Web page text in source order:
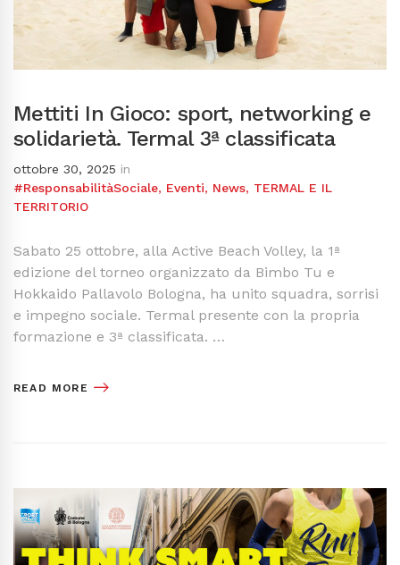
Mettiti In Gioco: sport, networking e
solidarietà. Termal 3ª classificata
ottobre 30, 2025 in
#ResponsabilitàSociale, Eventi, News, TERMAL E IL
TERRITORIO
Sabato 25 ottobre, alla Active Beach Volley, la 1ª
edizione del torneo organizzato da Bimbo Tu e
Hokkaido Pallavolo Bologna, ha unito squadra, sorrisi
e impegno sociale. Termal presente con la propria
formazione e 3ª classificata. …
READ MORE